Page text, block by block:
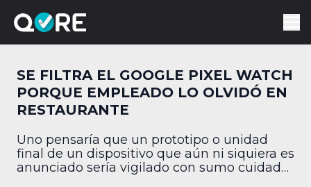
SE FILTRA EL GOOGLE PIXEL WATCH
PORQUE EMPLEADO LO OLVIDÓ EN
RESTAURANTE
Uno pensaría que un prototipo o unidad
final de un dispositivo que aún ni siquiera es
anunciado sería vigilado con sumo cuidado